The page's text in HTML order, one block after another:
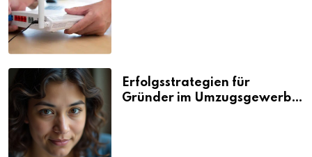
Erfolgsstrategien für
Gründer im Umzugsgewerbe